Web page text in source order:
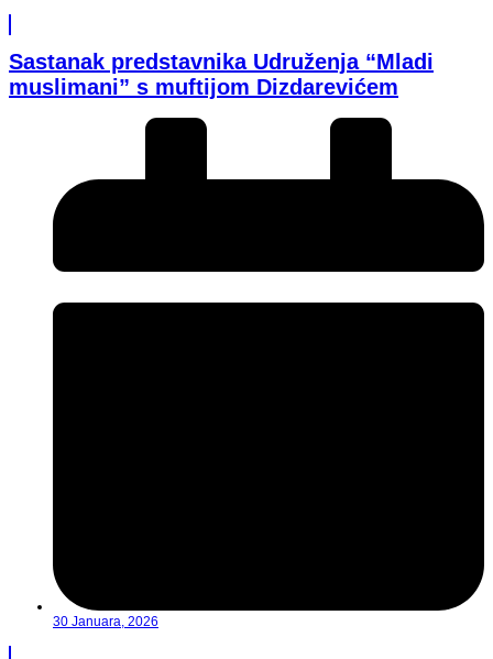
Sastanak predstavnika Udruženja “Mladi
muslimani” s muftijom Dizdarevićem
30 Januara, 2026